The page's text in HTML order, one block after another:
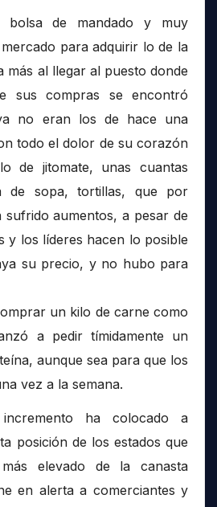
bolsa de mandado y muy
para adquirir lo de la
más al llegar al puesto donde
sus compras se encontró
no eran los de hace una
todo el dolor de su corazón
de jitomate, unas cuantas
de sopa, tortillas, que por
aumentos, a pesar de
y los líderes hacen lo posible
su precio, y no hubo para
un kilo de carne como
a pedir tímidamente un
aunque sea para que los
vez a la semana.
ha colocado a
posición de los estados que
elevado de la canasta
en alerta a comerciantes y